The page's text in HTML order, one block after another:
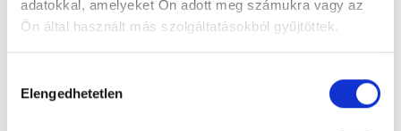
adatokkal, amelyeket Ön adott meg számukra vagy az
Ön által használt más szolgáltatásokból gyűjtöttek.
szabályzat:https://foglaljorvost.hu/info/foglaljorvost-
kiválasztása
Elengedhetetlen
orvos, aki jogszabályok szerinti szakorvosi szakképesítés
megszerzésére irányuló képzésben vesz részt. Ezen orvosok által
felelősséggel tartozik és azt közvetlenül felügyeli az egészségügyi
szakorvosjelölt önállóan láthat el feladatokat. A foglaljorvost.hu
felelősségét kizárja esetleges névazonosságért bármely szakorvos